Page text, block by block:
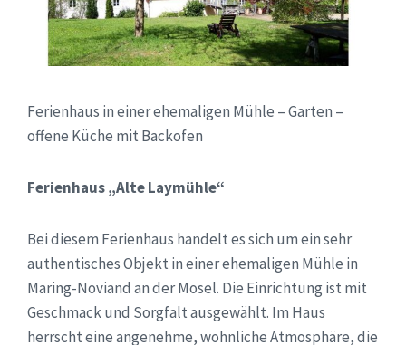
Ferienhaus in einer ehemaligen Mühle – Garten –
offene Küche mit Backofen
Ferienhaus „Alte Laymühle“
Bei diesem Ferienhaus handelt es sich um ein sehr
authentisches Objekt in einer ehemaligen Mühle in
Maring-Noviand an der Mosel. Die Einrichtung ist mit
Geschmack und Sorgfalt ausgewählt. Im Haus
herrscht eine angenehme, wohnliche Atmosphäre, die